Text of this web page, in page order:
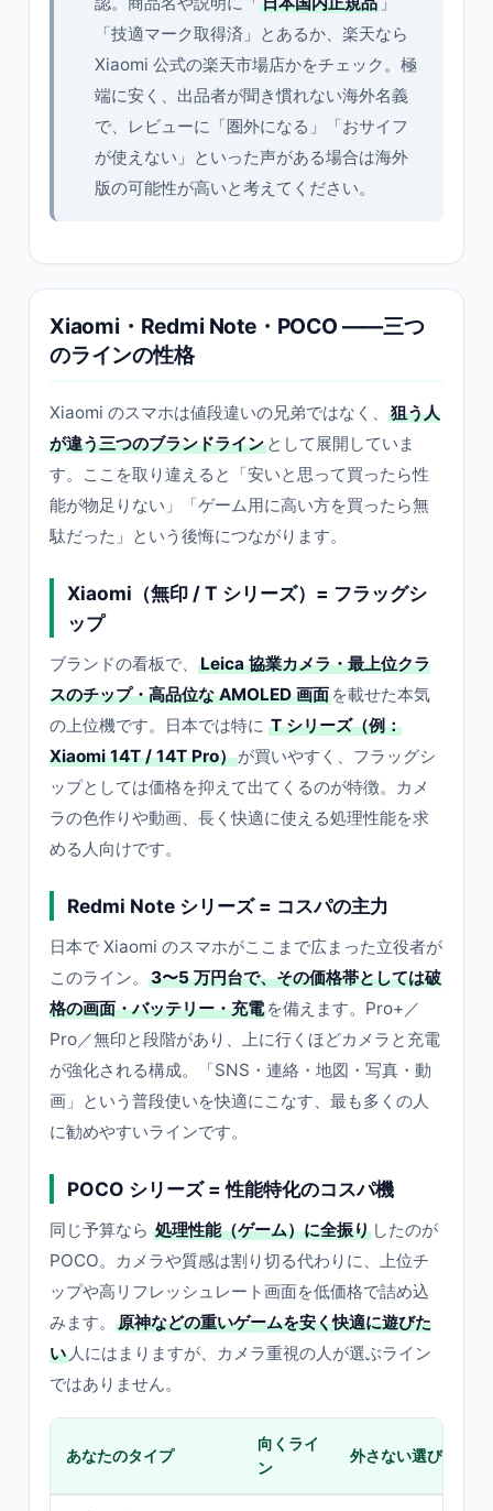
「技適マーク取得済」とあるか、楽天なら
Xiaomi 公式の楽天市場店かをチェック。極
端に安く、出品者が聞き慣れない海外名義
で、レビューに「圏外になる」「おサイフ
が使えない」といった声がある場合は海外
版の可能性が高いと考えてください。
Xiaomi・Redmi Note・POCO ——三つ
のラインの性格
Xiaomi のスマホは値段違いの兄弟ではなく、
狙う人
が違う三つのブランドライン として展開していま
す。ここを取り違えると「安いと思って買ったら性
能が物足りない」「ゲーム用に高い方を買ったら無
駄だった」という後悔につながります。
Xiaomi（無印 / T シリーズ）= フラッグシ
ップ
ブランドの看板で、
Leica 協業カメラ・最上位クラ
スのチップ・高品位な AMOLED 画面 を載せた本気
の上位機です。日本では特に T シリーズ（例：
Xiaomi 14T / 14T Pro）が買いやすく、フラッグシ
ップとしては価格を抑えて出てくるのが特徴。カメ
ラの色作りや動画、長く快適に使える処理性能を求
める人向けです。
Redmi Note シリーズ = コスパの主力
日本で Xiaomi のスマホがここまで広まった立役者が
このライン。
3〜5 万円台で、その価格帯としては破
格の画面・バッテリー・充電 を備えます。Pro+／
Pro／無印と段階があり、上に行くほどカメラと充電
が強化される構成。「SNS・連絡・地図・写真・動
画」という普段使いを快適にこなす、最も多くの人
に勧めやすいラインです。
POCO シリーズ = 性能特化のコスパ機
同じ予算なら 処理性能（ゲーム）に全振り したのが
POCO。カメラや質感は割り切る代わりに、上位チ
ップや高リフレッシュレート画面を低価格で詰め込
みます。
原神などの重いゲームを安く快適に遊びた
い 人にはまりますが、カメラ重視の人が選ぶライン
ではありません。
あなたのタイプ
向くライ
ン
外さない選び方